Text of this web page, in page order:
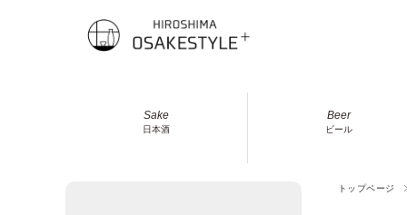
Sake
日本酒
Beer
ビール
トップページ